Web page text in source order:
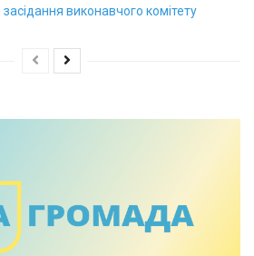
виконавчого комітету